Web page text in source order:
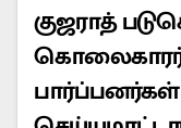
குஜராத்